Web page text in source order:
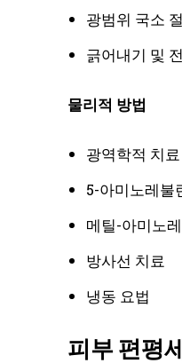
광범위 국소
긁어내기 및
물리적 방법
광역학적 치료
5-아미노레불
메틸-아미노
방사선 치료
냉동 요법
피부 편평